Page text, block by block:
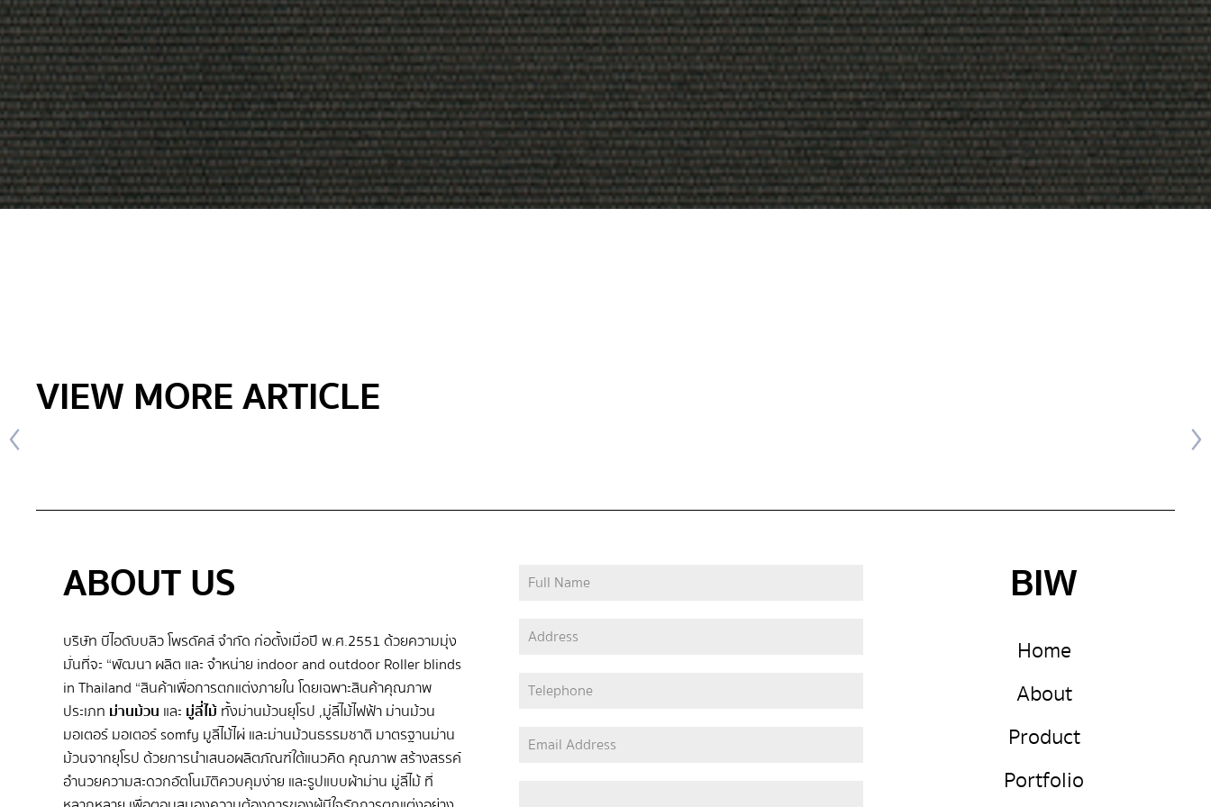
VIEW MORE ARTICLE
ABOUT US
บริษัท บีไอดับบลิว โพรดัคส์ จำกัด ก่อตั้งเมื่อปี พ.ศ.2551 ด้วยความมุ่ง
มั่นที่จะ “พัฒนา ผลิต และ จําหน่าย indoor and outdoor Roller blinds
in Thailand “สินค้าเพื่อการตกแต่งภายใน โดยเฉพาะสินค้าคุณภาพ
ประเภท ม่านม้วน และ มู่ลี่ไม้ทั้งม่านม้วนยุโรป ,มู่ลี่ไม้ไฟฟ้า ม่านม้วน
มอเตอร์ มอเตอร์ somfy มูลี่ไม้ไผ่ และม่านม้วนธรรมชาติ มาตรฐานม่าน
ม้วนจากยุโรป ด้วยการนำเสนอผลิตภัณฑ์ใต้แนวคิด คุณภาพ สร้างสรรค์
อำนวยความสะดวกอัตโนมัติควบคุมง่าย และรูปแบบผ้าม่าน มู่ลี่ไม้ ที่
BIW
Home
About
Product
Portfolio